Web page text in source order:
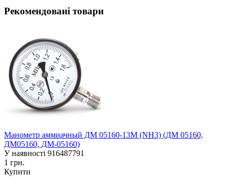
Рекомендовані товари
Манометр аммиачный ДМ 05160-13М (NH3) (ДМ 05160,
ДМ05160, ДМ-05160)
У наявності 916487791
1 грн.
Купити